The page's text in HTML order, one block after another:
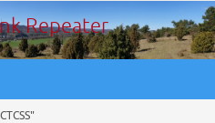
Repeater